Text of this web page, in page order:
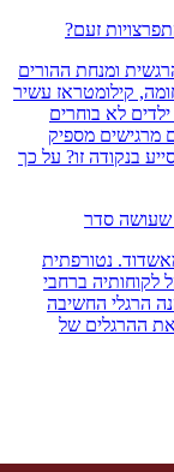
זעם?
ההורים
עשיר
בוחרים
מספיק
זו? על כך
סדר
נטורפתית
ברחבי
החשיבה
של